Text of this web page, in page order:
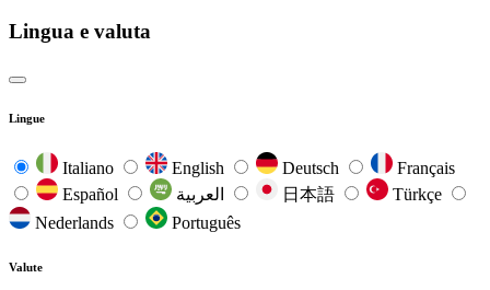
Lingua e valuta
Lingue
Italiano English Deutsch
Français
Español
日本語
Türkçe
Nederlands
Português
Valute